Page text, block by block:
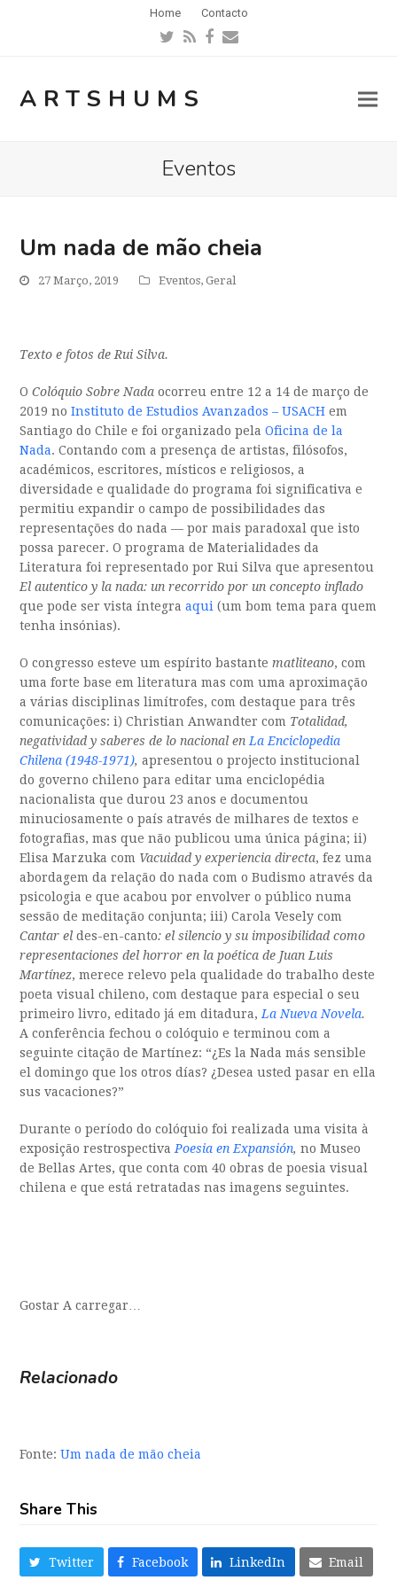
Home Contacto
Twitter
RSSFacebook
Email
ARTSHUMS
Eventos
Um nada de mão cheia
27 Março, 2019 Eventos,Geral
Texto e fotos de Rui Silva.
OColóquio Sobre Nada ocorreu entre 12 a 14 de março de
2019 noInstituto de Estudios Avanzados – USACH em
Santiago do Chile e foi organizado pelaOficina de la
Nada. Contando com a presença de artistas, filósofos,
académicos, escritores, místicos e religiosos, a
diversidade e qualidade do programa foi significativa e
permitiu expandir o campo de possibilidades das
representações do nada — por mais paradoxal que isto
possa parecer. O programa de Materialidades da
Literatura foi representado por Rui Silva que apresentou
El autentico y la nada: un recorrido por un concepto inflado
que pode ser vista íntegraaqui (um bom tema para quem
tenha insónias).
O congresso esteve um espírito bastantematliteano, com
uma forte base em literatura mas com uma aproximação
a várias disciplinas limítrofes, com destaque para três
comunicações: i) Christian Anwandter com Totalidad,
negatividad y saberes de lo nacional enLa Enciclopedia
Chilena (1948-1971),apresentou o projecto institucional
do governo chileno para editar uma enciclopédia
nacionalista que durou 23 anos e documentou
minuciosamente o país através de milhares de textos e
fotografias, mas que não publicou uma única página; ii)
Elisa Marzuka com Vacuidad y experiencia directa, fez uma
abordagem da relação do nada com o Budismo através da
psicologia e que acabou por envolver o público numa
sessão de meditação conjunta; iii) Carola Vesely com
Cantar el des-en-canto: el silencio y su imposibilidad como
representaciones del horror en la poética de Juan Luis
Martínez, merece relevo pela qualidade do trabalho deste
poeta visual chileno, com destaque para especial o seu
primeiro livro, editado já em ditadura,La Nueva Novela.
A conferência fechou o colóquio e terminou com a
seguinte citação de Martínez: “¿Es la Nada más sensible
el domingo que los otros días? ¿Desea usted pasar en ella
sus vacaciones?”
Durante o período do colóquio foi realizada uma visita à
exposição restrospectivaPoesia en Expansión,no Museo
de Bellas Artes, que conta com 40 obras de poesia visual
chilena e que está retratadas nas imagens seguintes.
Gostar A carregar…
Relacionado
Fonte:Um nada de mão cheia
Share This
Twitter Facebook LinkedIn Email